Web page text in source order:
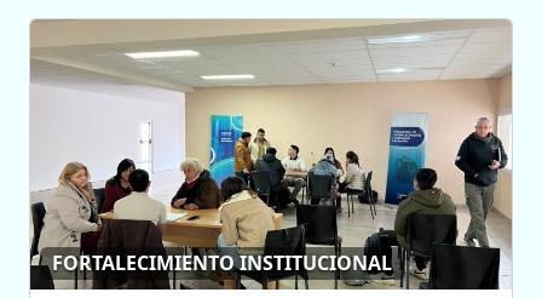
FORTALECIMIENTO INSTITUCIONAL